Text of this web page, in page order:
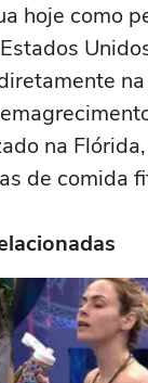
hoje como
na
de comida